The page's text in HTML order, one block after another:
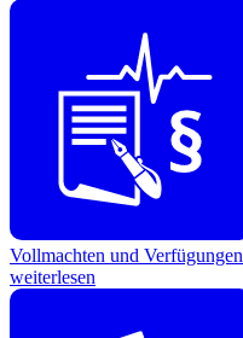
Vollmachten und Verfügungen
weiterlesen